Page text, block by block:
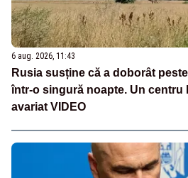
6 aug. 2026, 11:43
Rusia susține că a doborât
într-o singură noapte. Un centru
avariat VIDEO